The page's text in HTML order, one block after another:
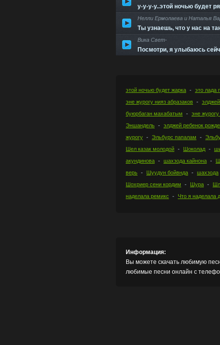
у-у-у-у..этой ночью будет
Нелли Ермолаева и Наталья
Ты узнаешь, что у нас на
Вика Свет-
Посмотри, я улыбаюсь
этой ночью будет жарка
это лада
эне журогу нияз абразаков
буюрбаган махабатым
эне журогу
Эншандель
элджей ребенок
журогу
Эльбурс папалам
Шел казак молодой
Шоколад
акундинова
шахзода кайнона
верь
Шуудун бойвнда
шахзода
Шохриер сени кордим
Шура
наделала ремикс
Что я наделала
Информация:
Вы можете скачать любимую
любимые песни онлайн с